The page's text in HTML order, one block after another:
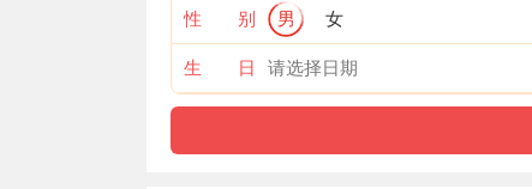
性 别 男 女
生 日